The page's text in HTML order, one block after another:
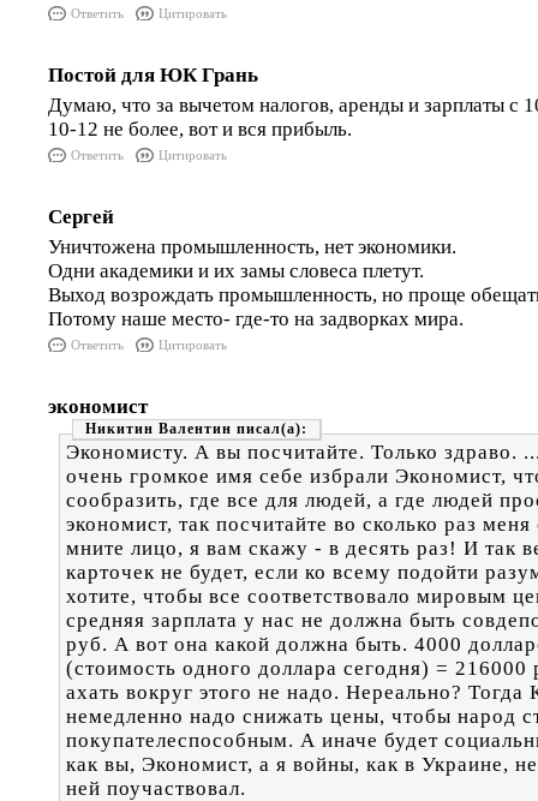
Ответить Цитировать
Постой для ЮК Грань
Думаю, что за вычетом налогов, аренды и зарплаты с
10-12 не более, вот и вся прибыль.
Ответить Цитировать
Сергей
Уничтожена промышленность, нет экономики.
Одни академики и их замы словеса плетут.
Выход возрождать промышленность, но проще
Потому наше место- где-то на задворках мира.
Ответить Цитировать
экономист
Никитин Валентин
Экономисту. А вы посчитайте. Только здраво.
очень громкое имя себе избрали Экономист,
сообразить, где все для людей, а где людей
экономист, так посчитайте во сколько раз
мните лицо, я вам скажу - в десять раз! И так
карточек не будет, если ко всему подойти
хотите, чтобы все соответствовало мировым
средняя зарплата у нас не должна быть
руб. А вот она какой должна быть. 4000
(стоимость одного доллара сегодня) = 216000
ахать вокруг этого не надо. Нереально? Тогда
немедленно надо снижать цены, чтобы народ
покупателеспособным. А иначе будет
как вы, Экономист, а я войны, как в Украине,
ней поучаствовал.